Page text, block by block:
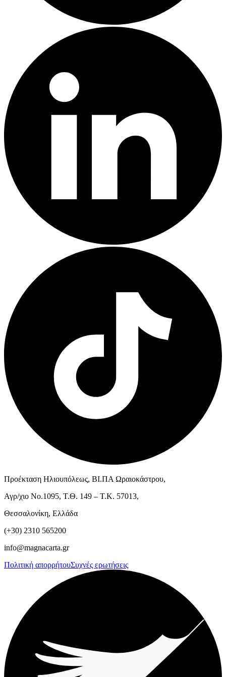
Προέκταση Ηλιουπόλεως, ΒΙ.ΠΑ Ωραιοκάστρου,
Αγρ/χιο Νο.1095, Τ.Θ. 149 – Τ.Κ. 57013,
Θεσσαλονίκη, Ελλάδα
(+30) 2310 565200
info@magnacarta.gr
Πολιτική απορρήτουΣυχνές ερωτήσεις